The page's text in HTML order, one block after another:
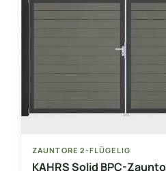
ZAUNTORE 2-FLÜGELIG
KAHRS Solid BPC-